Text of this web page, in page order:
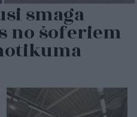
smaga
no šoferiem